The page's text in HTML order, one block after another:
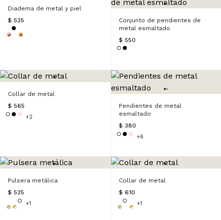
Diadema de metal y piel
$ 525
Conjunto de pendientes de
metal esmaltado
$ 550
Collar de metal
$ 565
+2
Pendientes de metal
esmaltado
$ 380
+6
Pulsera metálica
$ 525
+1
Collar de metal
$ 610
+1